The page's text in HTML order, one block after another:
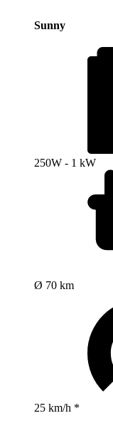
Sunny
250W - 1 kW
Ø 70 km
25 km/h *